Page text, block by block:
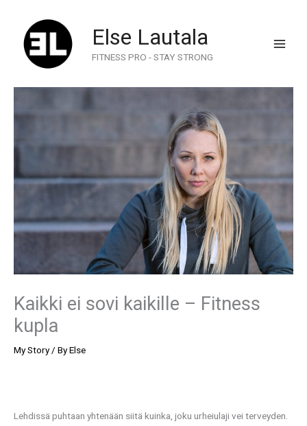
content
Else Lautala
FITNESS PRO - STAY STRONG
Kaikki ei sovi kaikille – Fitness
kupla
My Story/ ByElse
Lehdissä puhtaan yhtenään siitä kuinka, joku urheiulaji vei terveyden.